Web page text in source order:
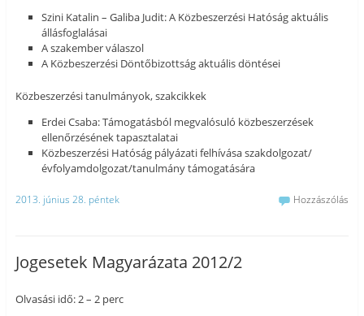
Szini Katalin – Galiba Judit: A Közbeszerzési Hatóság aktuális
állásfoglalásai
A szakember válaszol
A Közbeszerzési Döntőbizottság aktuális döntései
Közbeszerzési tanulmányok, szakcikkek
Erdei Csaba: Támogatásból megvalósuló közbeszerzések
ellenőrzésének tapasztalatai
Közbeszerzési Hatóság pályázati felhívása szakdolgozat/
évfolyamdolgozat/tanulmány támogatására
2013. június 28. péntek Hozzászólás
Jogesetek Magyarázata 2012/2
Olvasási idő: 2 – 2 perc